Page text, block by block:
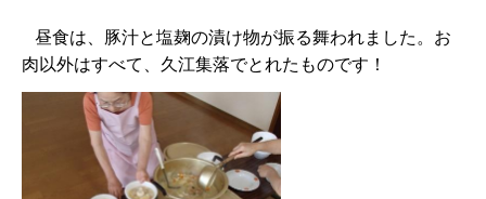
昼食は、豚汁と塩麹の漬け物が振る舞われました。お
肉以外はすべて、久江集落でとれたものです！